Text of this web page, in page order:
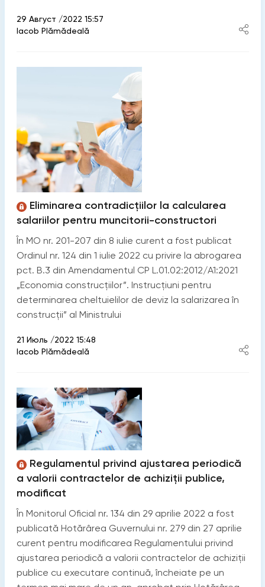
29 Август /2022 15:57
Iacob Plămădeală
Eliminarea contradicțiilor la calcularea
salariilor pentru muncitorii-constructori
În MO nr. 201-207 din 8 iulie curent a fost publicat
Ordinul nr. 124 din 1 iulie 2022 cu privire la abrogarea
pct. B.3 din Amendamentul CP L.01.02:2012/А1:2021
„Economia construcțiilor”. Instrucțiuni pentru
determinarea cheltuielilor de deviz la salarizarea în
construcții” al Ministrului
21 Июль /2022 15:48
Iacob Plămădeală
Regulamentul privind ajustarea periodică
a valorii contractelor de achiziții publice,
modificat
În Monitorul Oficial nr. 134 din 29 aprilie 2022 a fost
publicată Hotărârea Guvernului nr. 279 din 27 aprilie
curent pentru modificarea Regulamentului privind
ajustarea periodică a valorii contractelor de achiziții
publice cu executare continuă, încheiate pe un